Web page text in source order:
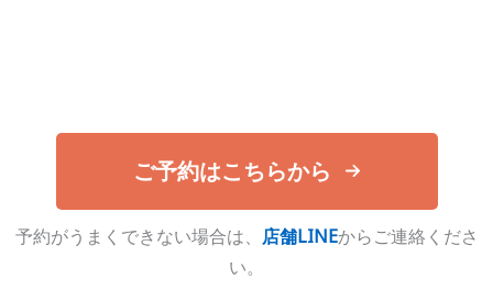
ご予約はこちらから
予約がうまくできない場合は、 店舗LINEからご連絡くださ
い。